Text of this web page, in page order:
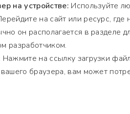
на устройстве: Используйте
на сайт или ресурс,
он располагается в разделе
разработчиком.
Нажмите на ссылку загрузки
браузера, вам может